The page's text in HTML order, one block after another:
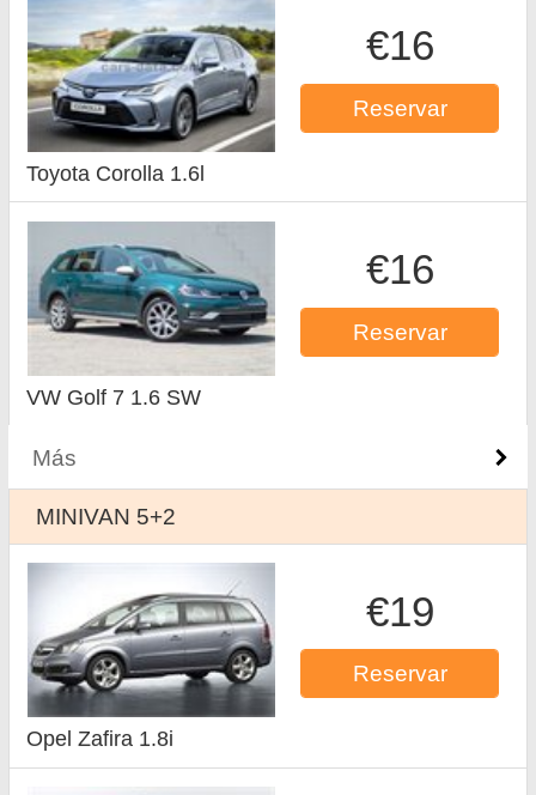
€16
Reservar
Toyota Corolla 1.6l
€16
Reservar
VW Golf 7 1.6 SW
Más
MINIVAN 5+2
€19
Reservar
Opel Zafira 1.8i